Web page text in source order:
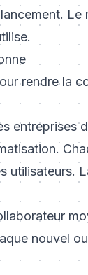
rendre la
entreprises
utilisateurs.
nouvel